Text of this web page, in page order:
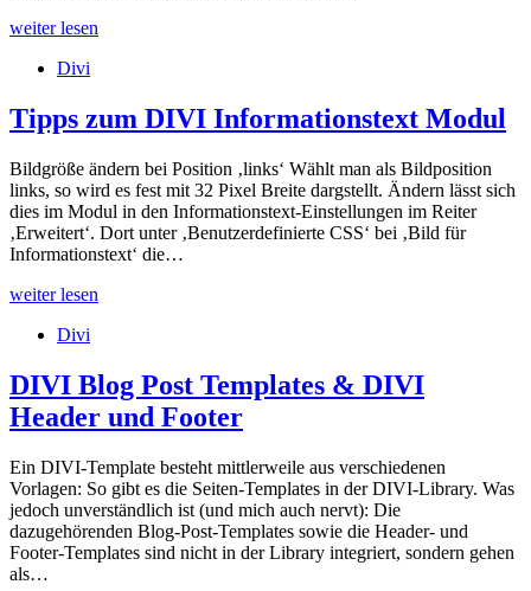
weiter lesen
Module
Divi
Tipps zum DIVI Informationstext Modul
Bildgröße ändern bei Position ‚links‘ Wählt man als Bildposition
links, so wird es fest mit 32 Pixel Breite dargstellt. Ändern lässt sich
dies im Modul in den Informationstext-Einstellungen im Reiter
‚Erweitert‘. Dort unter ‚Benutzerdefinierte CSS‘ bei ‚Bild für
Informationstext‘ die…
weiter lesen
Modul
Divi
DIVI Blog Post Templates & DIVI
Header und Footer
Ein DIVI-Template besteht mittlerweile aus verschiedenen
Vorlagen: So gibt es die Seiten-Templates in der DIVI-Library. Was
jedoch unverständlich ist (und mich auch nervt): Die
dazugehörenden Blog-Post-Templates sowie die Header- und
Footer-Templates sind nicht in der Library integriert, sondern gehen
als…